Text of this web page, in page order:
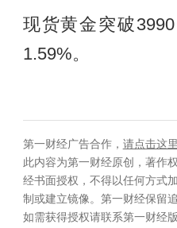
现货黄金突破
1.59%。
第一财经广告合作， 请点击这里
此内容为第一财经原创，著作
经书面授权，不得以任何方式
制或建立镜像。第一财经保留
如需获得授权请联系第一财经